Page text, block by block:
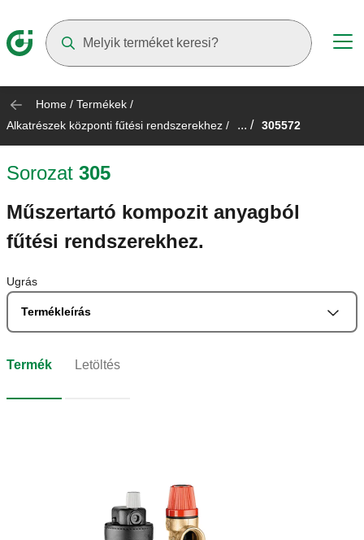
Home / Termékek /
Alkatrészek központi fűtési rendszerekhez / ... / 305572
Sorozat 305
Műszertartó kompozit anyagból
fűtési rendszerekhez.
Ugrás
Termékleírás
Termék Letöltés